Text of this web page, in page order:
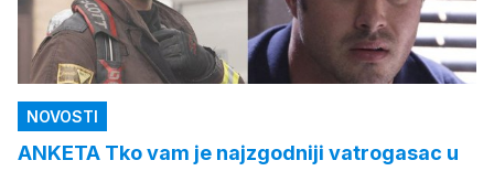
NOVOSTI
ANKETA Tko vam je najzgodniji vatrogasac u